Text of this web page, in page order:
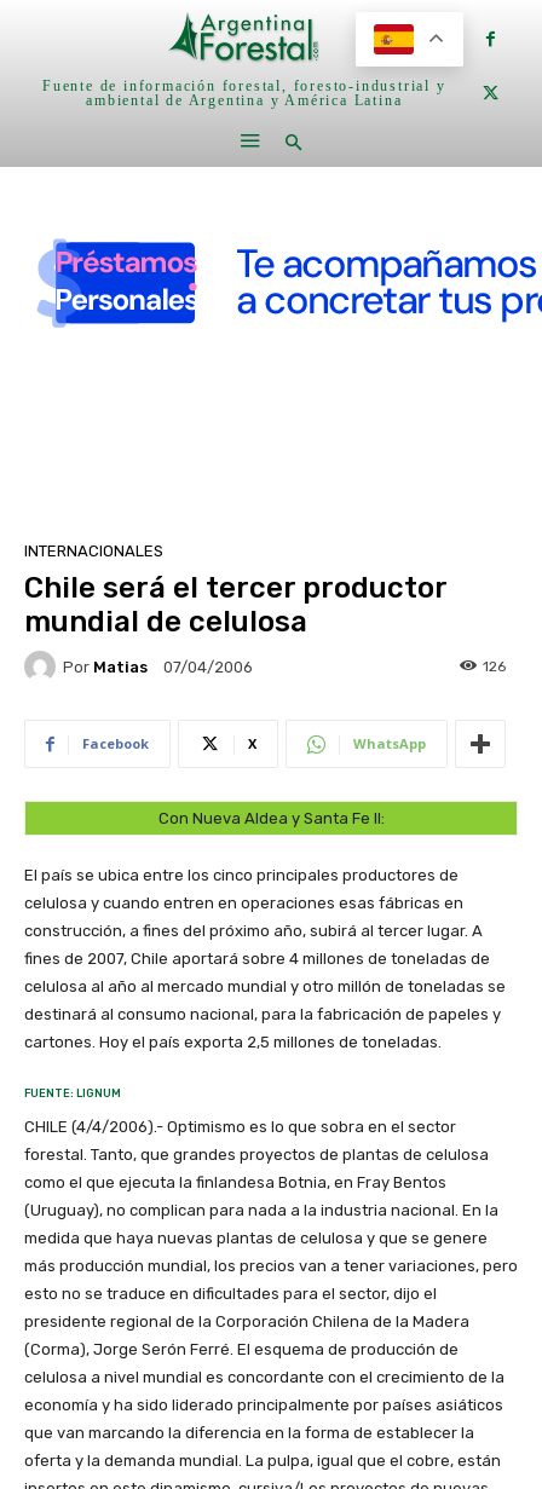
Fuente de información forestal, foresto-industrial y
ambiental de Argentina y América Latina
INTERNACIONALES
Chile será el tercer productor
mundial de celulosa
Por Matias 07/04/2006 126
Facebook X WhatsApp
Con Nueva Aldea y Santa Fe II:
El país se ubica entre los cinco principales productores de
celulosa y cuando entren en operaciones esas fábricas en
construcción, a fines del próximo año, subirá al tercer lugar. A
fines de 2007, Chile aportará sobre 4 millones de toneladas de
celulosa al año al mercado mundial y otro millón de toneladas se
destinará al consumo nacional, para la fabricación de papeles y
cartones. Hoy el país exporta 2,5 millones de toneladas.
FUENTE: LIGNUM
CHILE (4/4/2006).- Optimismo es lo que sobra en el sector
forestal. Tanto, que grandes proyectos de plantas de celulosa
como el que ejecuta la finlandesa Botnia, en Fray Bentos
(Uruguay), no complican para nada a la industria nacional. En la
medida que haya nuevas plantas de celulosa y que se genere
más producción mundial, los precios van a tener variaciones, pero
esto no se traduce en dificultades para el sector, dijo el
presidente regional de la Corporación Chilena de la Madera
(Corma), Jorge Serón Ferré. El esquema de producción de
celulosa a nivel mundial es concordante con el crecimiento de la
economía y ha sido liderado principalmente por países asiáticos
que van marcando la diferencia en la forma de establecer la
oferta y la demanda mundial. La pulpa, igual que el cobre, están